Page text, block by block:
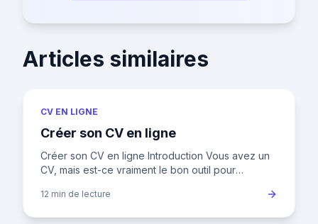
Articles similaires
CV EN LIGNE
Créer son CV en ligne
Créer son CV en ligne Introduction Vous avez un
CV, mais est-ce vraiment le bon outil pour
marché du travail français
12 min de lecture